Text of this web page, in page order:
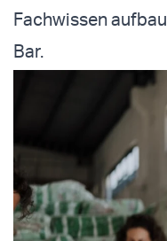
Fachwissen
Bar.